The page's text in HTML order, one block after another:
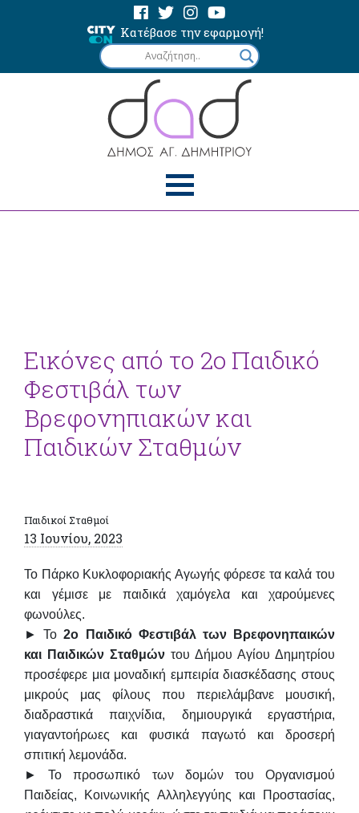
Κατέβασε την εφαρμογή!
Εικόνες από το 2o Παιδικό
Φεστιβάλ των
Βρεφονηπιακών και
Παιδικών Σταθμών
Παιδικοί Σταθμοί
13 Ιουνίου, 2023
Το Πάρκο Κυκλοφοριακής Αγωγής φόρεσε τα καλά του
και γέμισε με παιδικά χαμόγελα και χαρούμενες
φωνούλες.
► Το2o Παιδικό Φεστιβάλ των Βρεφονηπαικών
και Παιδικών Σταθμών του Δήμου Αγίου Δημητρίου
προσέφερε μια μοναδική εμπειρία διασκέδασης στους
μικρούς μας φίλους που περιελάμβανε μουσική,
διαδραστικά παιχνίδια, δημιουργικά εργαστήρια,
γιαγαντοήρωες και φυσικά παγωτό και δροσερή
σπιτική λεμονάδα.
► Το προσωπικό των δομών του Οργανισμού
Παιδείας, Κοινωνικής Αλληλεγγύης και Προστασίας,